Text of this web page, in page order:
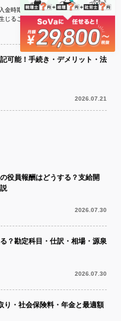
金時期と仕入れ代金・外注費・家賃・
じることがあります。手元資金が不足
2026.07.22
可能！手続き・デメリット・法
2026.07.21
役員報酬はどうする？支給開
2026.07.30
？勘定科目・仕訳・相場・源泉
2026.07.30
り・社会保険料・年金と最適額